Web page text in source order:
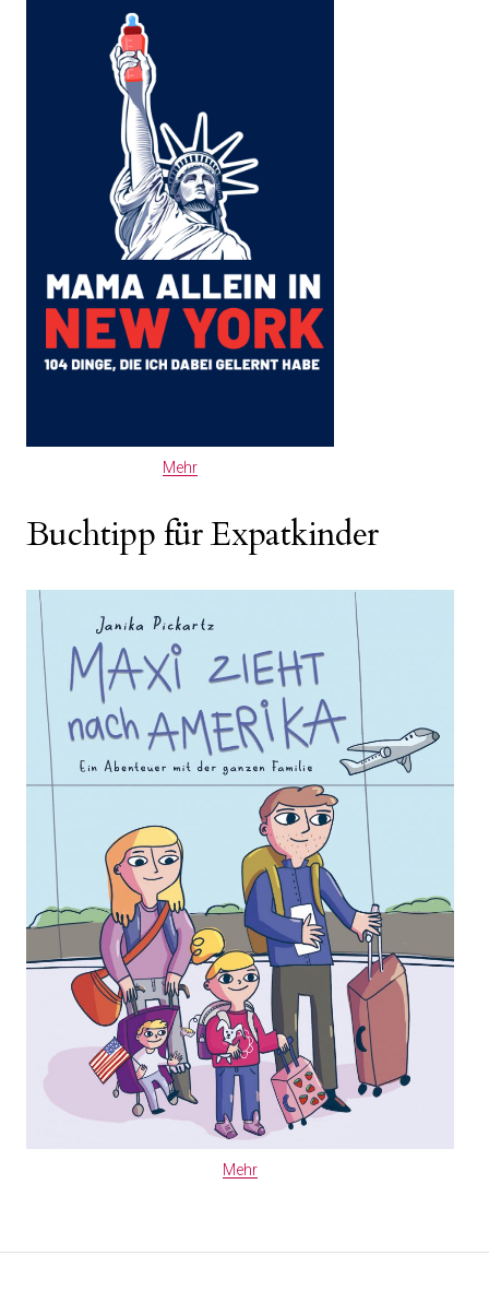
Mehr
Buchtipp für Expatkinder
Mehr